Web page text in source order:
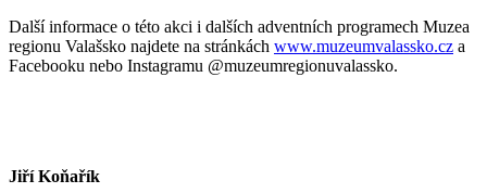
Další informace o této akci i dalších adventních programech Muzea
regionu Valašsko najdete na stránkách www.muzeumvalassko.cz a
Facebooku nebo Instagramu @muzeumregionuvalassko.
Jiří Koňařík